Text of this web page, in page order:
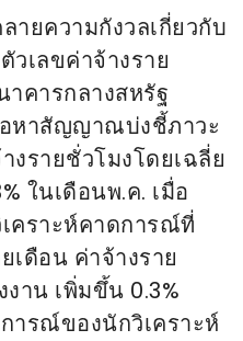
ยความกังวลเกี่ยวกับ
วเลขค่าจ้างราย
คารกลางสหรัฐ
หาสัญญาณบ่งชี้ภาวะ
งรายชั่วโมงโดยเฉลี่ย
ในเดือนพ.ค. เมื่อ
คราะห์คาดการณ์ที่
เดือน ค่าจ้างราย
าน เพิ่มขึ้น 0.3%
ารณ์ของนักวิเคราะห์